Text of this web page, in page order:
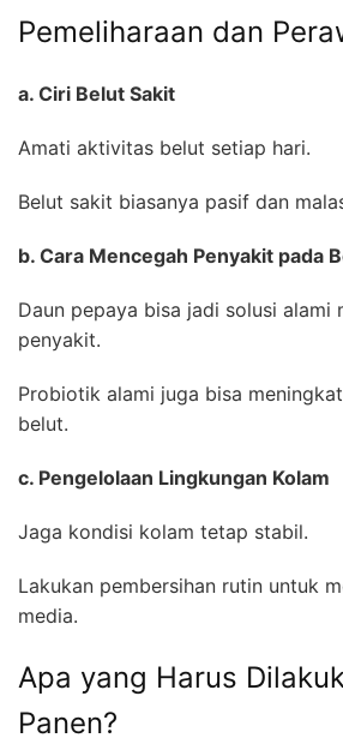
Pemeliharaan dan
a. Ciri Belut Sakit
Amati aktivitas belut setiap hari.
Belut sakit biasanya pasif dan
b. Cara Mencegah Penyakit pada
Daun pepaya bisa jadi solusi alami
penyakit.
Probiotik alami juga bisa
belut.
c. Pengelolaan Lingkungan Kolam
Jaga kondisi kolam tetap stabil.
Lakukan pembersihan rutin untuk
media.
Apa yang Harus
Panen?